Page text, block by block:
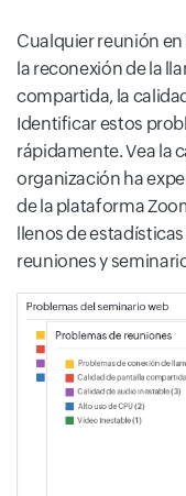
Cualquier reunión
la reconexión de la
compartida, la
Identificar estos
rápidamente. Vea la
organización ha
de la plataforma
llenos de
reuniones y